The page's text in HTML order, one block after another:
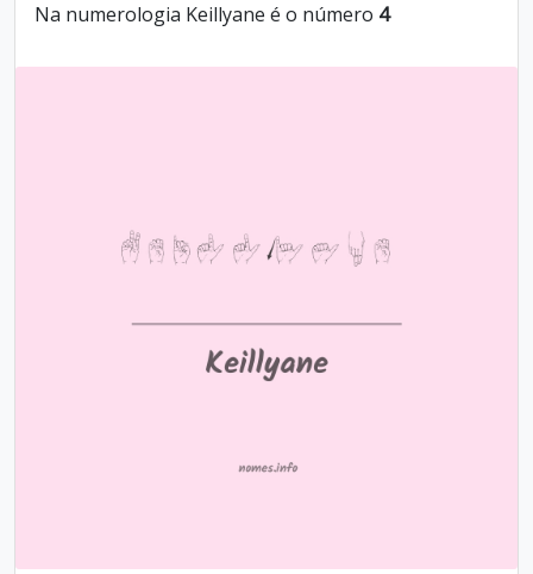
Na numerologia Keillyane é o número 4